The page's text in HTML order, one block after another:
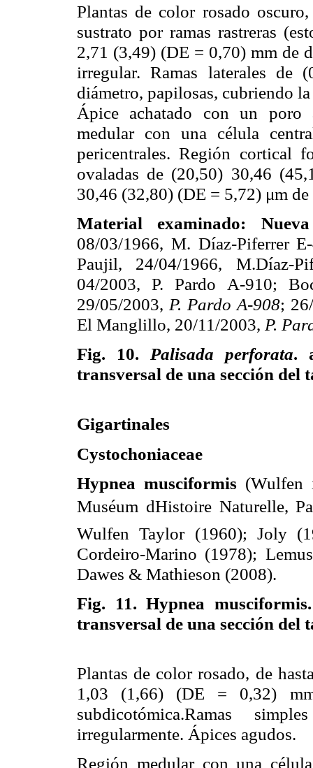
Plantas de color rosado
sustrato por ramas rastreras
2,71 (3,49) (DE = 0,70) mm de
irregular. Ramas laterales
diámetro, papilosas, cubriendo
Ápice achatado con un poro
medular con una célula
pericentrales. Región cortical
ovaladas de (20,50) 30,46
30,46 (32,80) (DE = 5,72) μm
Material examinado:
08/03/1966, M. Díaz-Piferrer
Paujil, 24/04/1966, M.Díaz-
04/2003, P. Pardo A-910;
29/05/2003, P. Pardo A-908;
El Manglillo, 20/11/2003, P.
Fig. 10.
Palisada perforata.
transversal de una sección del
Gigartinales
Cystochoniaceae
Hypnea musciformis (Wulfen
Muséum dHistoire Naturelle,
Wulfen Taylor (1960); Joly
Cordeiro-Marino (1978);
Dawes & Mathieson (2008).
Fig. 11. Hypnea
transversal de una sección del
Plantas de color rosado, de
1,03 (1,66) (DE = 0,32)
subdicotómica.Ramas
irregularmente. Ápices agudos.
Región medular con una